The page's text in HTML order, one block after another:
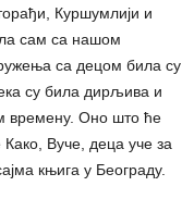
Куршумлији и
сам са нашом
са децом била су
су била дирљива и
времену. Оно што ће
Вуче, деца уче за
књига у Београду.